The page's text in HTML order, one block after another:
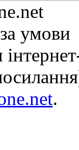
умови
.